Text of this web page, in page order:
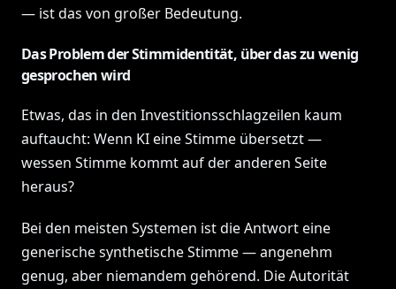
— ist das von großer Bedeutung.
Das Problem der Stimmidentität, über das zu wenig
gesprochen wird
Etwas, das in den Investitionsschlagzeilen kaum
auftaucht: Wenn KI eine Stimme übersetzt —
wessen Stimme kommt auf der anderen Seite
heraus?
Bei den meisten Systemen ist die Antwort eine
generische synthetische Stimme — angenehm
genug, aber niemandem gehörend. Die Autorität